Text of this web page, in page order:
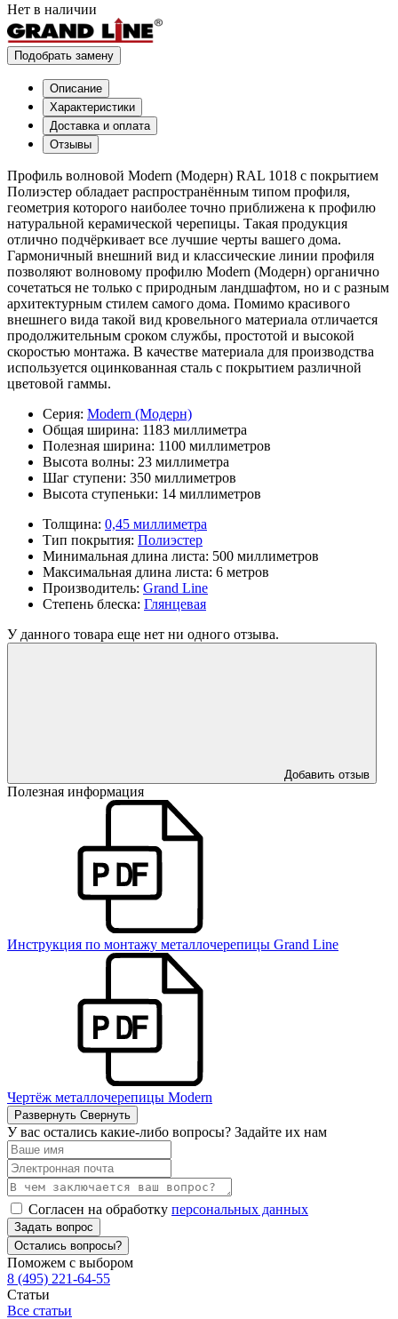
Нет в наличии
Подобрать замену
Описание
Характеристики
Доставка и оплата
Отзывы
Профиль волновой Modern (Модерн) RAL 1018 с покрытием
Полиэстер обладает распространённым типом профиля,
геометрия которого наиболее точно приближена к профилю
натуральной керамической черепицы. Такая продукция
отлично подчёркивает все лучшие черты вашего дома.
Гармоничный внешний вид и классические линии профиля
позволяют волновому профилю Modern (Модерн) органично
сочетаться не только с природным ландшафтом, но и с разным
архитектурным стилем самого дома. Помимо красивого
внешнего вида такой вид кровельного материала отличается
продолжительным сроком службы, простотой и высокой
скоростью монтажа. В качестве материала для производства
используется оцинкованная сталь с покрытием различной
цветовой гаммы.
Серия: Modern (Модерн)
Общая ширина: 1183 миллиметра
Полезная ширина: 1100 миллиметров
Высота волны: 23 миллиметра
Шаг ступени: 350 миллиметров
Высота ступеньки: 14 миллиметров
Толщина: 0,45 миллиметра
Тип покрытия: Полиэстер
Минимальная длина листа: 500 миллиметров
Максимальная длина листа: 6 метров
Производитель: Grand Line
Степень блеска: Глянцевая
У данного товара еще нет ни одного отзыва.
Добавить отзыв
Полезная информация
Инструкция по монтажу металлочерепицы Grand Line
Чертёж металлочерепицы Modern
Развернуть Свернуть
У вас остались какие-либо вопросы? Задайте их нам
Согласен на обработку персональных данных
Задать вопрос
Остались вопросы?
Поможем с выбором
8 (495) 221-64-55
Статьи
Все статьи